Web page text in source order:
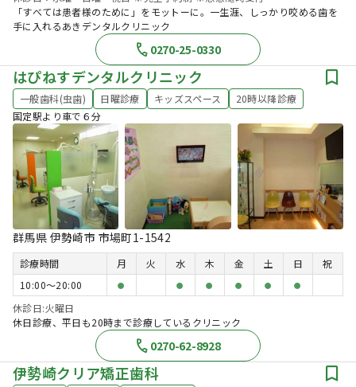
「すべては患者様のために」をモットーに。一生涯、しっかり咬める歯を
手に入れるあきデンタルクリニック
0270-25-0330
はぴねすデンタルクリニック
一般歯科(虫歯) 日曜診療 キッズスペース
20時以降診療
国定駅より車で６分
群馬県 伊勢崎市 市場町1-1542
診療時間 月 火 水 木 金 土 日
祝
10:00〜20:00
● ● ● ● ● ●
休診日:火曜日
休日診療、平日も20時まで診療しているクリニック
0270-62-8928
伊勢崎クリア矯正歯科